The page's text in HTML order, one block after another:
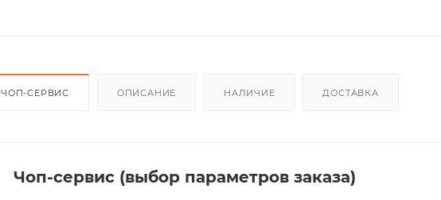
ЧОП-СЕРВИС ОПИСАНИЕ НАЛИЧИЕ ДОСТАВКА
Чоп-сервис (выбор параметров заказа)